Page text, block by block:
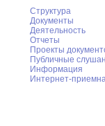
Структура
Документы
Деятельность
Отчеты
Проекты
Публичные
Информация
Интернет-